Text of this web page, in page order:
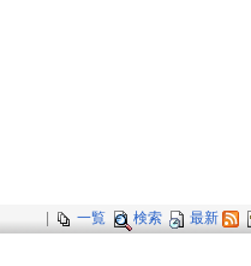
一覧 検索 最新